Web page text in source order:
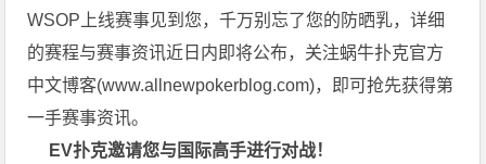
WSOP上线赛事见到您，千万别忘了您的防晒乳，详细
的赛程与赛事资讯近日内即将公布，关注蜗牛扑克官方
中文博客(www.allnewpokerblog.com)，即可抢先获得第
一手赛事资讯。
EV扑克邀请您与国际高手进行对战！